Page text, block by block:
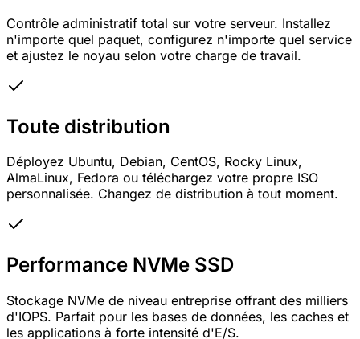
Contrôle administratif total sur votre serveur. Installez
n'importe quel paquet, configurez n'importe quel service
et ajustez le noyau selon votre charge de travail.
Toute distribution
Déployez Ubuntu, Debian, CentOS, Rocky Linux,
AlmaLinux, Fedora ou téléchargez votre propre ISO
personnalisée. Changez de distribution à tout moment.
Performance NVMe SSD
Stockage NVMe de niveau entreprise offrant des milliers
d'IOPS. Parfait pour les bases de données, les caches et
les applications à forte intensité d'E/S.